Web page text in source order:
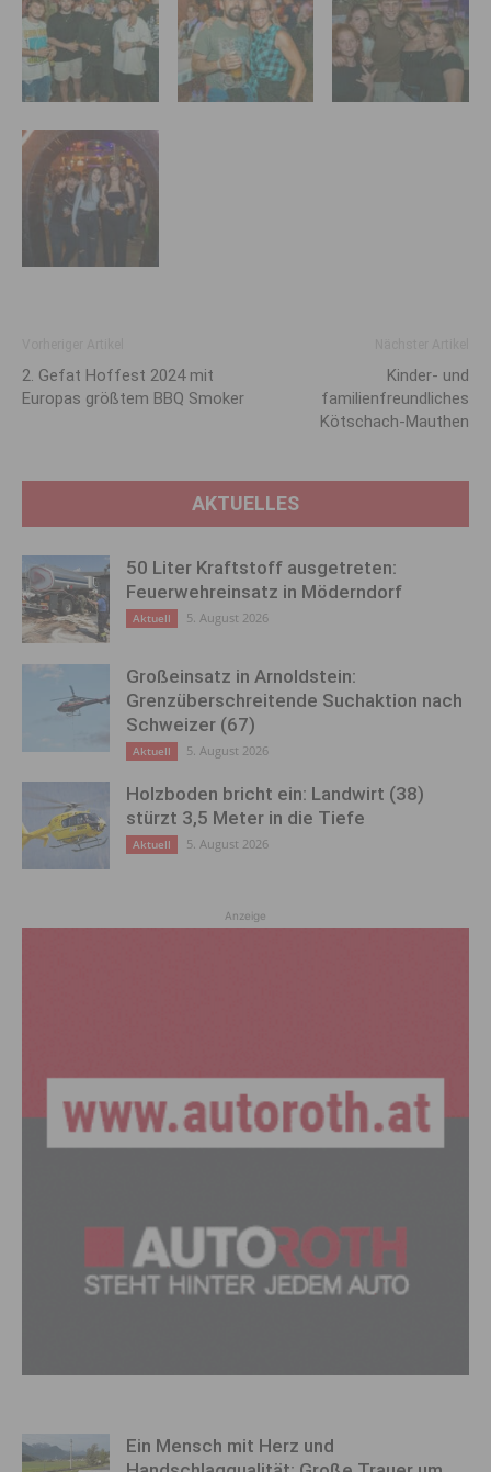
2. Gefat Hoffest 2024 mit
Europas größtem BBQ Smoker
Kinder- und
familienfreundliches
Kötschach-Mauthen
AKTUELLES
50 Liter Kraftstoff ausgetreten:
Feuerwehreinsatz in Möderndorf
Aktuell 5. August 2026
Großeinsatz in Arnoldstein:
Grenzüberschreitende Suchaktion nach
Schweizer (67)
Aktuell 5. August 2026
Holzboden bricht ein: Landwirt (38)
stürzt 3,5 Meter in die Tiefe
Aktuell 5. August 2026
Anzeige
Ein Mensch mit Herz und